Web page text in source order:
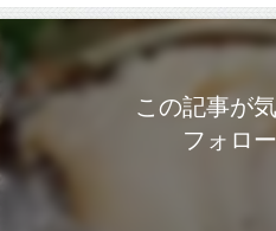
この記事が
フォロ